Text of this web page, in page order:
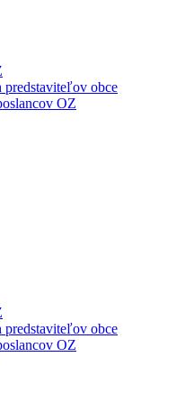
obce
OZ
obce
OZ